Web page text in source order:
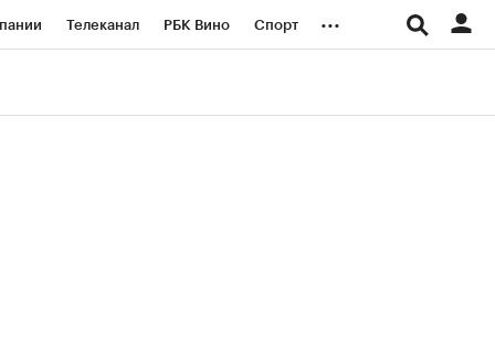
Телеканал РБК Вино Спорт ...